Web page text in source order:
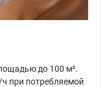
до 100 м².
при потребляемой